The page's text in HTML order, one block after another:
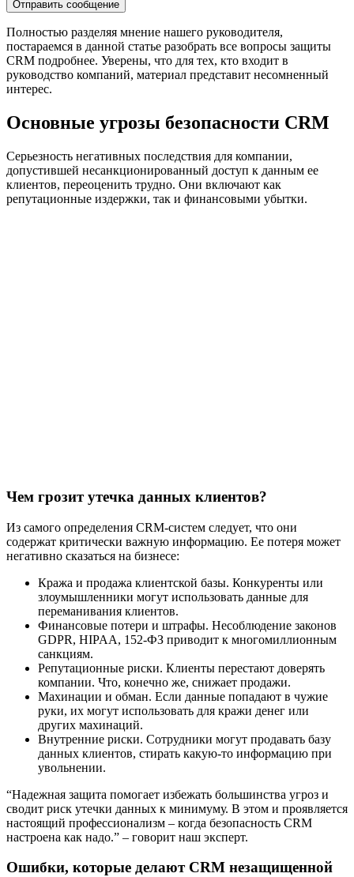
Полностью разделяя мнение нашего руководителя,
постараемся в данной статье разобрать все вопросы защиты
CRM подробнее. Уверены, что для тех, кто входит в
руководство компаний, материал представит несомненный
интерес.
Основные угрозы безопасности CRM
Серьезность негативных последствия для компании,
допустившей несанкционированный доступ к данным ее
клиентов, переоценить трудно. Они включают как
репутационные издержки, так и финансовыми убытки.
Чем грозит утечка данных клиентов?
Из самого определения CRM-систем следует, что они
содержат критически важную информацию. Ее потеря может
негативно сказаться на бизнесе:
Кража и продажа клиентской базы. Конкуренты или
злоумышленники могут использовать данные для
переманивания клиентов.
Финансовые потери и штрафы. Несоблюдение законов
GDPR, HIPAA, 152-ФЗ приводит к многомиллионным
санкциям.
Репутационные риски. Клиенты перестают доверять
компании. Что, конечно же, снижает продажи.
Махинации и обман. Если данные попадают в чужие
руки, их могут использовать для кражи денег или
других махинаций.
Внутренние риски. Сотрудники могут продавать базу
данных клиентов, стирать какую-то информацию при
увольнении.
“Надежная защита помогает избежать большинства угроз и
сводит риск утечки данных к минимуму. В этом и проявляется
настоящий профессионализм – когда безопасность CRM
настроена как надо.” – говорит наш эксперт.
Ошибки, которые делают CRM незащищенной